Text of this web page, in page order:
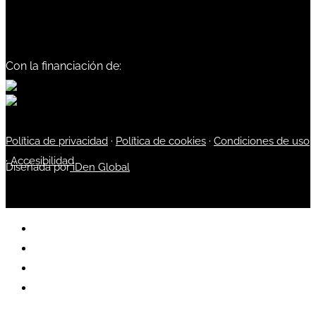
Con la financiación de:
Política de privacidad · Política de cookies · Condiciones de uso
·Accesibilidad
Diseñada poriDen Global